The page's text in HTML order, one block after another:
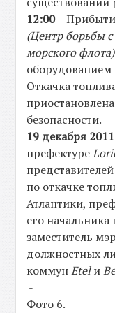
12:00–
(Центр борьбы
морского флота)
оборудованием
Откачка
безопасности.
19 декабря
префектуре
по откачке
Атлантики,
его
заместитель
должностных
коммунEtelи
-
Фото 6.